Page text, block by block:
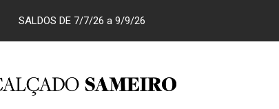
SALDOS DE 7/7/26 a 9/9/26